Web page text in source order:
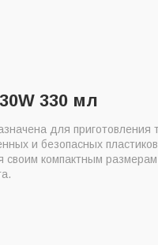
330 мл
для
и безопасных
компактным